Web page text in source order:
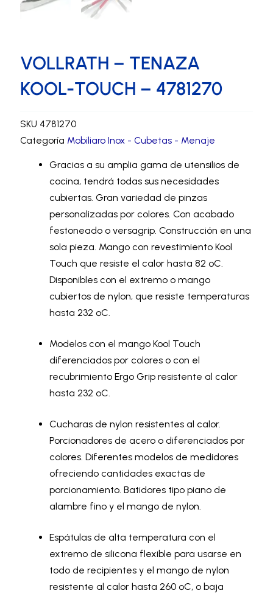
VOLLRATH – TENAZA
KOOL-TOUCH – 4781270
SKU 4781270
Categoría Mobiliaro Inox - Cubetas - Menaje
Gracias a su amplia gama de utensilios de
cocina, tendrá todas sus necesidades
cubiertas. Gran variedad de pinzas
personalizadas por colores. Con acabado
festoneado o versagrip. Construcción en una
sola pieza. Mango con revestimiento Kool
Touch que resiste el calor hasta 82 ºC.
Disponibles con el extremo o mango
cubiertos de nylon, que resiste temperaturas
hasta 232 ºC.
Modelos con el mango Kool Touch
diferenciados por colores o con el
recubrimiento Ergo Grip resistente al calor
hasta 232 ºC.
Cucharas de nylon resistentes al calor.
Porcionadores de acero o diferenciados por
colores. Diferentes modelos de medidores
ofreciendo cantidades exactas de
porcionamiento. Batidores tipo piano de
alambre fino y el mango de nylon.
Espátulas de alta temperatura con el
extremo de silicona flexible para usarse en
todo de recipientes y el mango de nylon
resistente al calor hasta 260 ºC, o baja